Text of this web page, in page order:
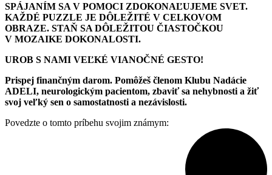
SPÁJANÍM SA V POMOCI ZDOKONAĽUJEME SVET.
KAŽDÉ PUZZLE JE DÔLEŽITÉ V CELKOVOM
OBRAZE. STAŇ SA DÔLEŽITOU ČIASTOČKOU
V MOZAIKE DOKONALOSTI.
UROB S NAMI VEĽKÉ VIANOČNÉ GESTO!
Prispej finančným darom. Pomôžeš členom Klubu Nadácie
ADELI, neurologickým pacientom, zbaviť sa nehybnosti a žiť
svoj veľký sen o samostatnosti a nezávislosti.
Povedzte o tomto príbehu svojim známym: